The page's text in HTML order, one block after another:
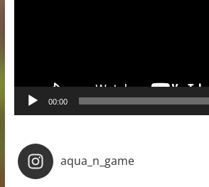
00:00
aqua_n_game